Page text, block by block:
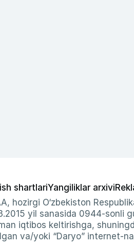
shartlariYangiliklar arxivi
hozirgi O‘zbekiston
yil sanasida 0944-sonli
iqtibos keltirishga,
va/yoki “Daryo” internet-